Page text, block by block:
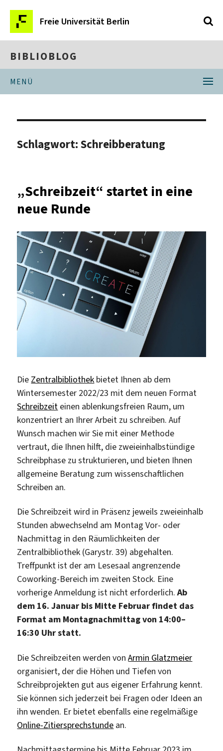
Freie Universität Berlin
BIBLIOBLOG
MENÜ
Schlagwort:Schreibberatung
„Schreibzeit“ startet in eine
neue Runde
Die Zentralbibliothek bietet Ihnen ab dem
Wintersemester 2022/23 mit dem neuen Format
Schreibzeit einen ablenkungsfreien Raum, um
konzentriert an Ihrer Arbeit zu schreiben. Auf
Wunsch machen wir Sie mit einer Methode
vertraut, die Ihnen hilft, die zweieinhalbstündige
Schreibphase zu strukturieren, und bieten Ihnen
allgemeine Beratung zum wissenschaftlichen
Schreiben an.
Die Schreibzeit wird in Präsenz jeweils zweieinhalb
Stunden abwechselnd am Montag Vor- oder
Nachmittag in den Räumlichkeiten der
Zentralbibliothek (Garystr. 39) abgehalten.
Treffpunkt ist der am Lesesaal angrenzende
Coworking-Bereich im zweiten Stock. Eine
vorherige Anmeldung ist nicht erforderlich.Ab
dem 16. Januar bis Mitte Februar findet das
Format am Montagnachmittag von 14:00–
16:30 Uhr statt.
Die Schreibzeiten werden vonArmin Glatzmeier
organisiert, der die Höhen und Tiefen von
Schreibprojekten gut aus eigener Erfahrung kennt.
Sie können sich jederzeit bei Fragen oder Ideen an
ihn wenden. Er bietet ebenfalls eine regelmäßige
Online-Zitiersprechstunde an.